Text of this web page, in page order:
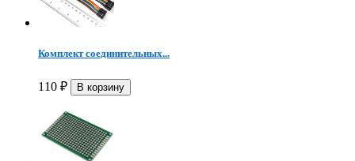
Комплект соединительных...
110 ₽